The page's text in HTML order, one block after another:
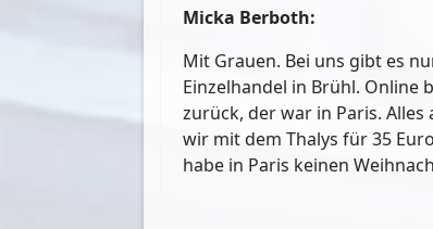
Micka Berboth:
Mit Grauen. Bei uns gibt es
Einzelhandel in Brühl. Online
zurück, der war in Paris.
wir mit dem Thalys für 35
habe in Paris keinen